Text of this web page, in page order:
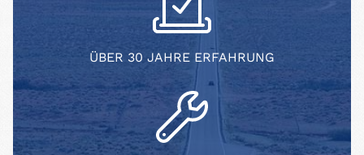
ÜBER 30 JAHRE ERFAHRUNG